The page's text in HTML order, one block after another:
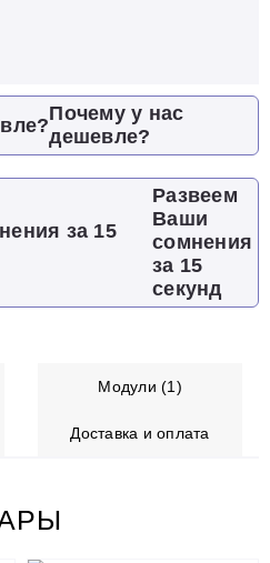
Почему у нас
дешевле?
Развеем
Ваши
сомнения
за 15
секунд
Модули (1)
Доставка и оплата